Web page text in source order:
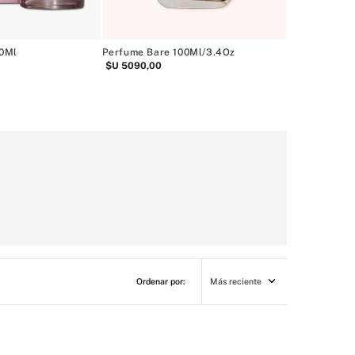
Perfume Bare 100Ml/3.4Oz
$U 5090,00
Más reciente